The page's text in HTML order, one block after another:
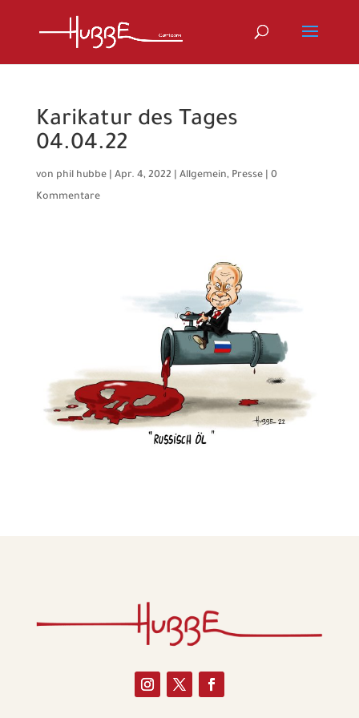
Karikatur des Tages
04.04.22
von phil hubbe| Apr. 4, 2022 Allgemein, Presse| 0
Kommentare